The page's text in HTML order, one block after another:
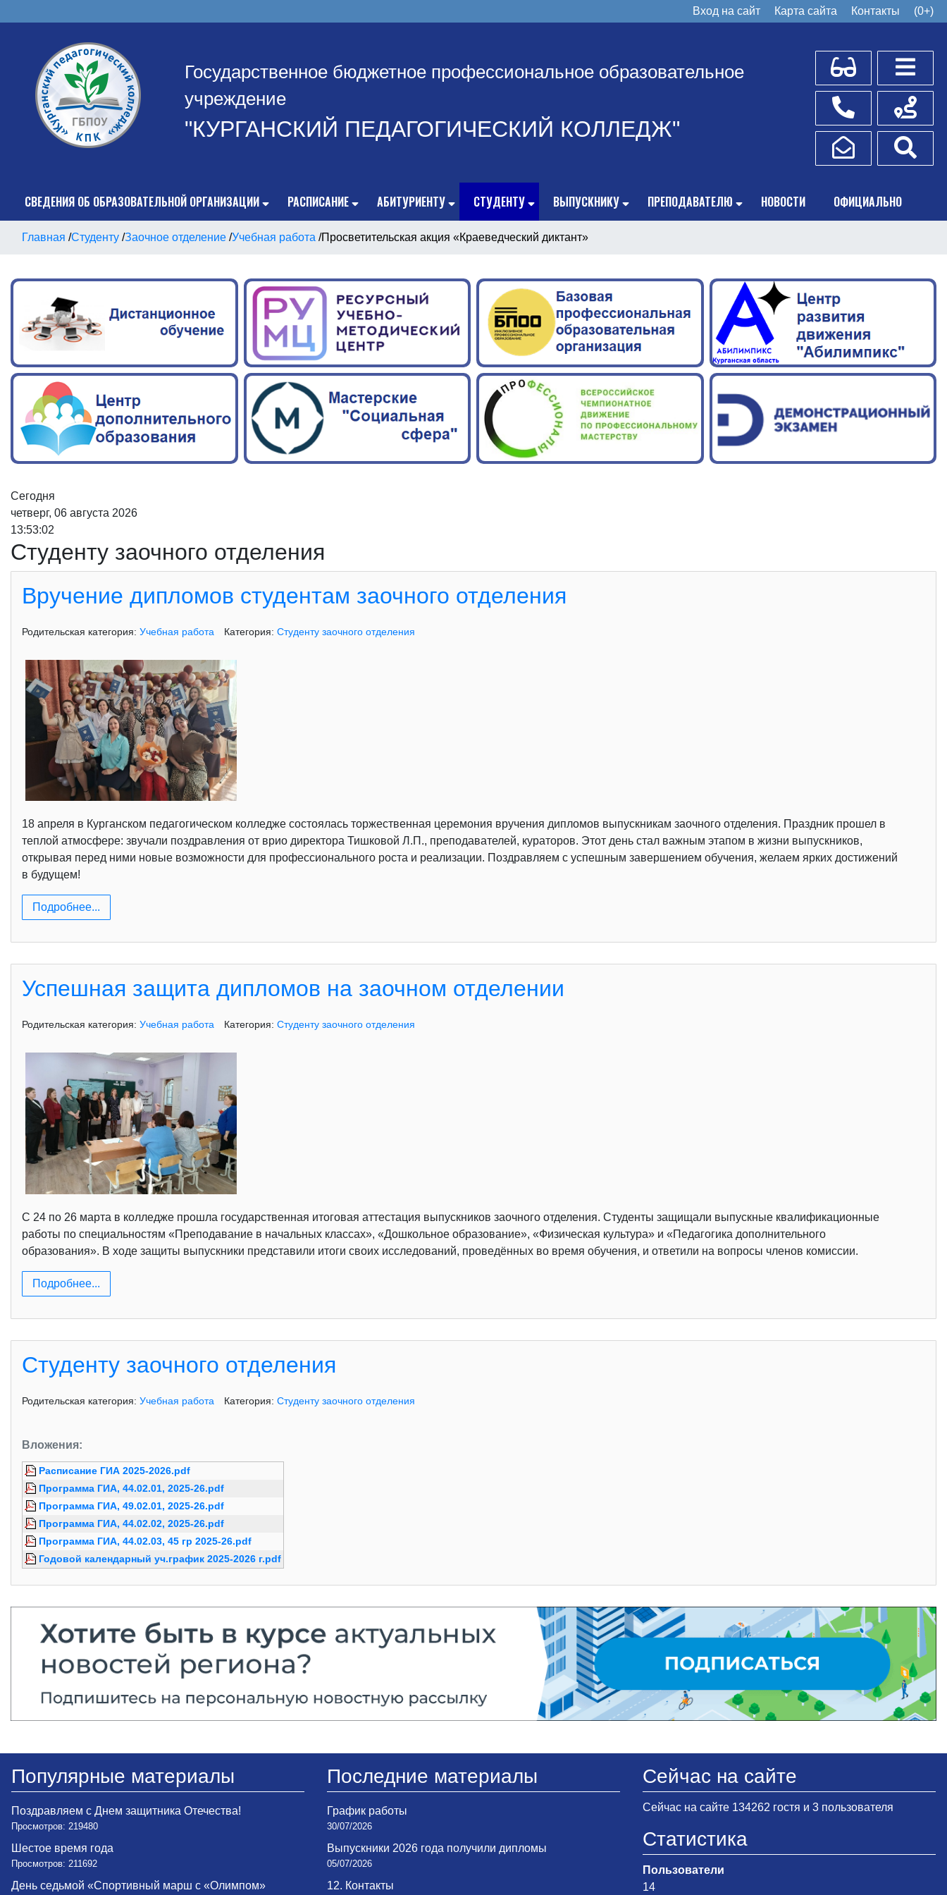
Вход на сайт Карта сайта Контакты (0+)
Государственное бюджетное профессиональное образовательное
учреждение
"КУРГАНСКИЙ ПЕДАГОГИЧЕСКИЙ КОЛЛЕДЖ"
Для слабовидящих
Телефоны
Написать обращение
Схема
СВЕДЕНИЯ ОБ ОБРАЗОВАТЕЛЬНОЙ ОРГАНИЗАЦИИ РАСПИСАНИЕ АБИТУРИЕНТУ СТУДЕНТУ ВЫПУСКНИКУ ПРЕПОДАВАТЕЛЮ НОВОСТИ ОФИЦИАЛЬНО
Главная /Студенту /Заочное отделение /Учебная работа /Просветительская акция «Краеведческий диктант»
Сегодня
четверг, 06 августа 2026
13:53:02
Студенту заочного отделения
Вручение дипломов студентам заочного отделения
Родительская категория: Учебная работа Категория: Студенту заочного отделения
18 апреля в Курганском педагогическом колледже состоялась торжественная церемония вручения дипломов выпускникам заочного отделения. Праздник прошел в
теплой атмосфере: звучали поздравления от врио директора Тишковой Л.П., преподавателей, кураторов. Этот день стал важным этапом в жизни выпускников,
открывая перед ними новые возможности для профессионального роста и реализации. Поздравляем с успешным завершением обучения, желаем ярких достижений
в будущем!
Подробнее...
Успешная защита дипломов на заочном отделении
Родительская категория: Учебная работа Категория: Студенту заочного отделения
С 24 по 26 марта в колледже прошла государственная итоговая аттестация выпускников заочного отделения. Студенты защищали выпускные квалификационные
работы по специальностям «Преподавание в начальных классах», «Дошкольное образование», «Физическая культура» и «Педагогика дополнительного
образования». В ходе защиты выпускники представили итоги своих исследований, проведённых во время обучения, и ответили на вопросы членов комиссии.
Подробнее...
Студенту заочного отделения
Родительская категория: Учебная работа Категория: Студенту заочного отделения
Вложения:
Расписание ГИА 2025-2026.pdf
Программа ГИА, 44.02.01, 2025-26.pdf
Программа ГИА, 49.02.01, 2025-26.pdf
Программа ГИА, 44.02.02, 2025-26.pdf
Программа ГИА, 44.02.03, 45 гр 2025-26.pdf
Годовой календарный уч.график 2025-2026 г.pdf
Популярные материалы
Поздравляем с Днем защитника Отечества!
Просмотров: 219480
Шестое время года
Просмотров: 211692
День седьмой «Спортивный марш с «Олимпом»
Последние материалы
График работы
30/07/2026
Выпускники 2026 года получили дипломы
05/07/2026
12. Контакты
Сейчас на сайте
Сейчас на сайте 134262 гостя и 3 пользователя
Статистика
Пользователи
14